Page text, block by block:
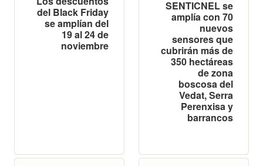
del Black Friday
se amplían del
19 al 24 de
noviembre
SENTICNEL se
amplía con 70
nuevos
sensores que
cubrirán más de
350 hectáreas
de zona
boscosa del
Vedat, Serra
Perenxisa y
barrancos